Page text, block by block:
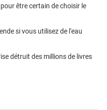
être certain de choisir le
si vous utilisez de l'eau
détruit des millions de livres